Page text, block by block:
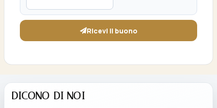
Ricevi il buono
DICONO DI NOI